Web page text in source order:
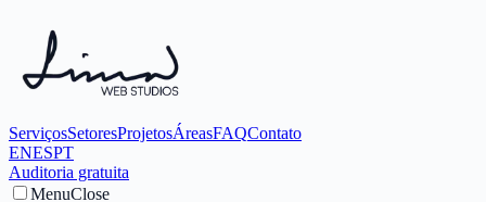
ServiçosSetoresProjetosÁreasFAQContato
ENESPT
Auditoria gratuita
MenuClose